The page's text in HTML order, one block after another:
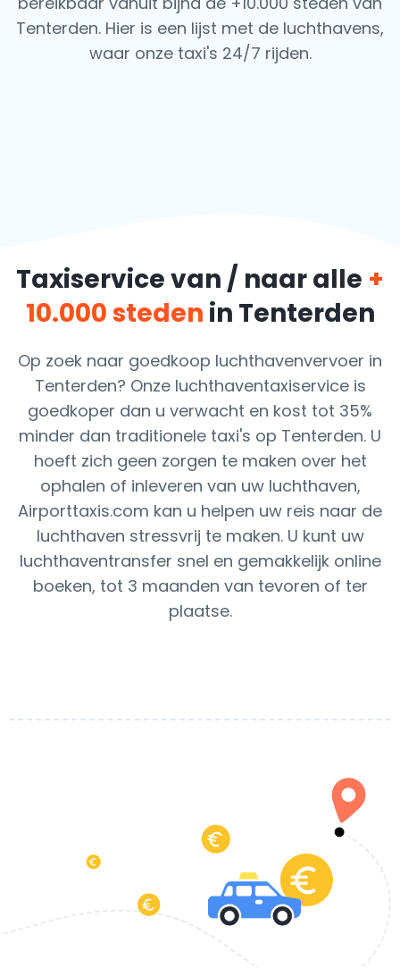
Tenterden. Hier is een lijst met de luchthavens,
waar onze taxi's 24/7 rijden.
Taxiservice van / naar alle +
10.000 steden in Tenterden
Op zoek naar goedkoop luchthavenvervoer in
Tenterden? Onze luchthaventaxiservice is
goedkoper dan u verwacht en kost tot 35%
minder dan traditionele taxi's op Tenterden. U
hoeft zich geen zorgen te maken over het
ophalen of inleveren van uw luchthaven,
Airporttaxis.com kan u helpen uw reis naar de
luchthaven stressvrij te maken. U kunt uw
luchthaventransfer snel en gemakkelijk online
boeken, tot 3 maanden van tevoren of ter
plaatse.